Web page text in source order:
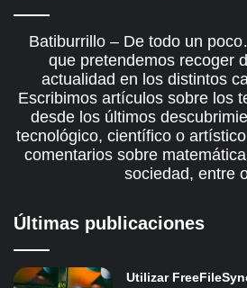
Batiburrillo – De todo un
que pretendemos recoger
actualidad en los distintos
Escribimos artículos sobre los
desde los últimos
tecnológico, científico o
comentarios sobre
sociedad, entre
Últimas publicaciones
Utilizar